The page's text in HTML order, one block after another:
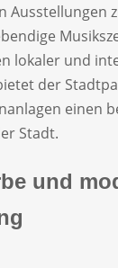
Ausstellungen
lokaler und
der
einen
Stadt.
und